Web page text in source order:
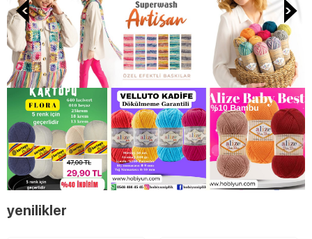
yenilikler